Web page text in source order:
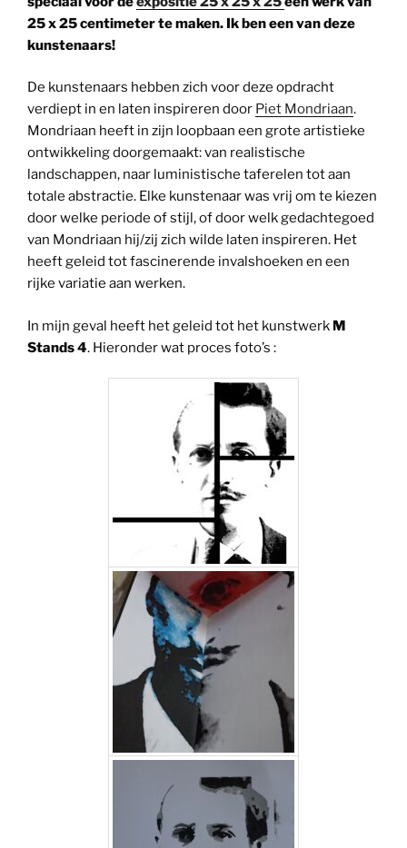
25 x 25 centimeter te maken. Ik ben een van deze
kunstenaars!
De kunstenaars hebben zich voor deze opdracht
verdiept in en laten inspireren door Piet Mondriaan.
Mondriaan heeft in zijn loopbaan een grote artistieke
ontwikkeling doorgemaakt: van realistische
landschappen, naar luministische taferelen tot aan
totale abstractie. Elke kunstenaar was vrij om te kiezen
door welke periode of stijl, of door welk gedachtegoed
van Mondriaan hij/zij zich wilde laten inspireren. Het
heeft geleid tot fascinerende invalshoeken en een
rijke variatie aan werken.
In mijn geval heeft het geleid tot het kunstwerk M
Stands 4. Hieronder wat proces foto’s :